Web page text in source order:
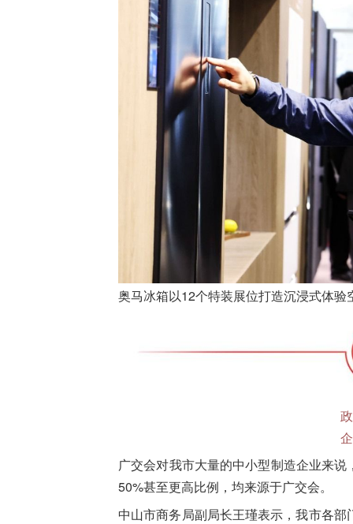
奥马冰箱以12个特装展位打造沉浸式体验
广交会对我市大量的中小型制造企业来说
50%甚至更高比例，均来源于广交会。
中山市商务局副局长王瑾表示，我市各部